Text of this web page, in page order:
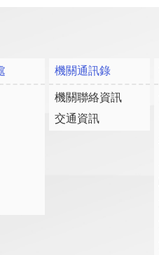
機關通訊錄
機關聯絡資訊
交通資訊